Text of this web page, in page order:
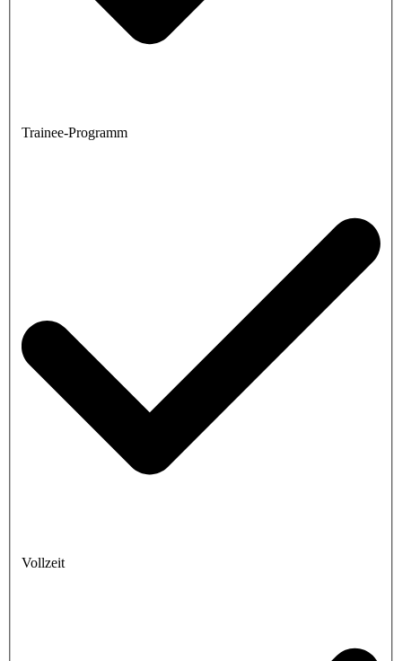
Trainee-Programm
Vollzeit